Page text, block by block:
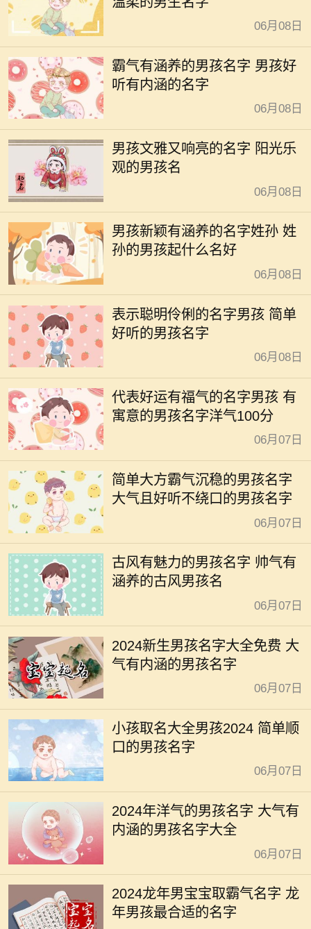
06月08日
霸气有涵养的男孩名字 男孩好
听有内涵的名字
06月08日
男孩文雅又响亮的名字 阳光乐
观的男孩名
06月08日
男孩新颖有涵养的名字姓孙 姓
孙的男孩起什么名好
06月08日
表示聪明伶俐的名字男孩 简单
好听的男孩名字
06月08日
代表好运有福气的名字男孩 有
寓意的男孩名字洋气100分
06月07日
简单大方霸气沉稳的男孩名字
大气且好听不绕口的男孩名字
06月07日
古风有魅力的男孩名字 帅气有
涵养的古风男孩名
06月07日
2024新生男孩名字大全免费 大
气有内涵的男孩名字
06月07日
小孩取名大全男孩2024 简单顺
口的男孩名字
06月07日
2024年洋气的男孩名字 大气有
内涵的男孩名字大全
06月07日
2024龙年男宝宝取霸气名字 龙
年男孩最合适的名字